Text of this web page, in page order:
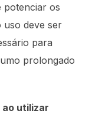
potenciar os
uso deve ser
para
prolongado
utilizar